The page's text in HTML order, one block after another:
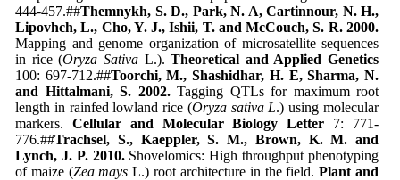
444-457.##Themnykh, S. D., Park, N. A, Cartinnour, N. H.,
Lipovhch, L., Cho, Y. J., Ishii, T. and McCouch, S. R. 2000.
Mapping and genome organization of microsatellite sequences
in rice (Oryza SativaL.).Theoretical and Applied Genetics
100: 697-712.##Toorchi, M., Shashidhar, H. E, Sharma, N.
and Hittalmani, S. 2002.Tagging QTLs for maximum root
length in rainfed lowland rice (Oryza sativa L.) using molecular
markers. Cellular and Molecular Biology Letter 7: 771-
776.##Trachsel, S., Kaeppler, S. M., Brown, K. M. and
Lynch, J. P. 2010.Shovelomics: High throughput phenotyping
of maize (Zea mays L.) root architecture in the field.Plant and